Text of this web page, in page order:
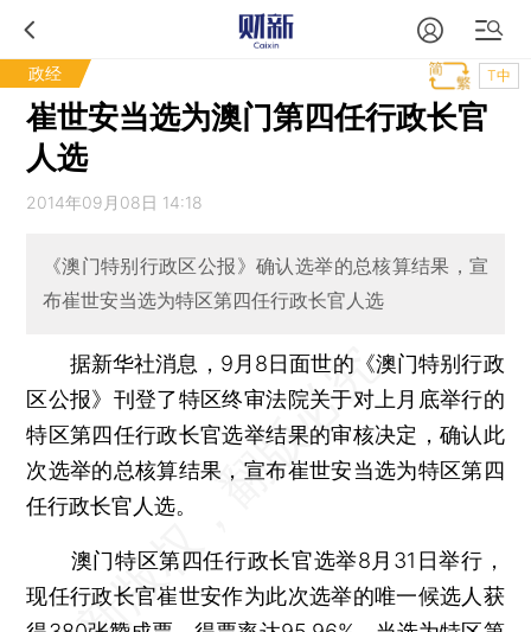
政经 T中
崔世安当选为澳门第四任行政长官
人选
2014年09月08日 14:18
《澳门特别行政区公报》确认选举的总核算结果，宣
布崔世安当选为特区第四任行政长官人选
据新华社消息，9月8日面世的《澳门特别行政
区公报》刊登了特区终审法院关于对上月底举行的
特区第四任行政长官选举结果的审核决定，确认此
次选举的总核算结果，宣布崔世安当选为特区第四
任行政长官人选。
澳门特区第四任行政长官选举8月31日举行，
现任行政长官崔世安作为此次选举的唯一候选人获